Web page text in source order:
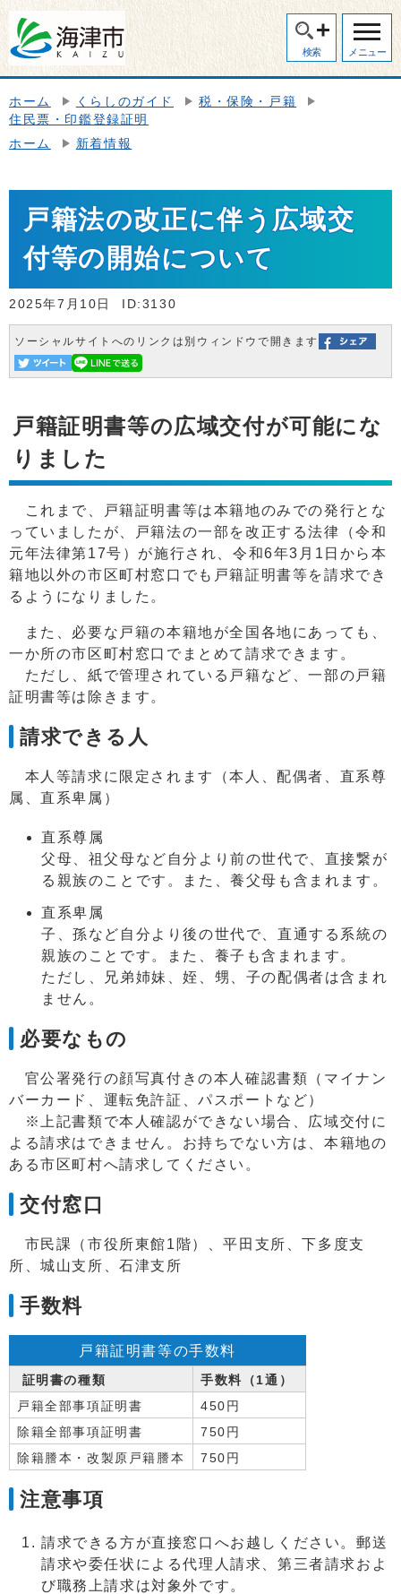
検索 メニュー
ホーム くらしのガイド
税・保険・戸籍
住民票・印鑑登録証明
ホーム
新着情報
戸籍法の改正に伴う広域交
付等の開始について
2025年7月10日 ID:3130
ソーシャルサイトへのリンクは別ウィンドウで開きます
戸籍証明書等の広域交付が可能にな
りました
これまで、戸籍証明書等は本籍地のみでの発行とな
っていましたが、戸籍法の一部を改正する法律（令和
元年法律第17号）が施行され、令和6年3月1日から本
籍地以外の市区町村窓口でも戸籍証明書等を請求でき
るようになりました。
また、必要な戸籍の本籍地が全国各地にあっても、
一か所の市区町村窓口でまとめて請求できます。
ただし、紙で管理されている戸籍など、一部の戸籍
証明書等は除きます。
請求できる人
本人等請求に限定されます（本人、配偶者、直系尊
属、直系卑属）
直系尊属
父母、祖父母など自分より前の世代で、直接繋が
る親族のことです。また、養父母も含まれます。
直系卑属
子、孫など自分より後の世代で、直通する系統の
親族のことです。また、養子も含まれます。
ただし、兄弟姉妹、姪、甥、子の配偶者は含まれ
ません。
必要なもの
官公署発行の顔写真付きの本人確認書類（マイナン
バーカード、運転免許証、パスポートなど）
※上記書類で本人確認ができない場合、広域交付に
よる請求はできません。お持ちでない方は、本籍地の
ある市区町村へ請求してください。
交付窓口
市民課（市役所東館1階）、平田支所、下多度支
所、城山支所、石津支所
手数料
戸籍証明書等の手数料
証明書の種類
手数料（1通）
戸籍全部事項証明書
450円
除籍全部事項証明書
750円
除籍謄本・改製原戸籍謄本
750円
注意事項
請求できる方が直接窓口へお越しください。郵送
請求や委任状による代理人請求、第三者請求およ
び職務上請求は対象外です。